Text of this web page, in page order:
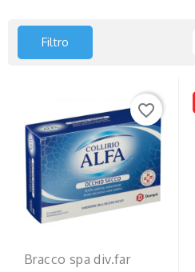
Filtro
favorite_border
Bracco spa div.far